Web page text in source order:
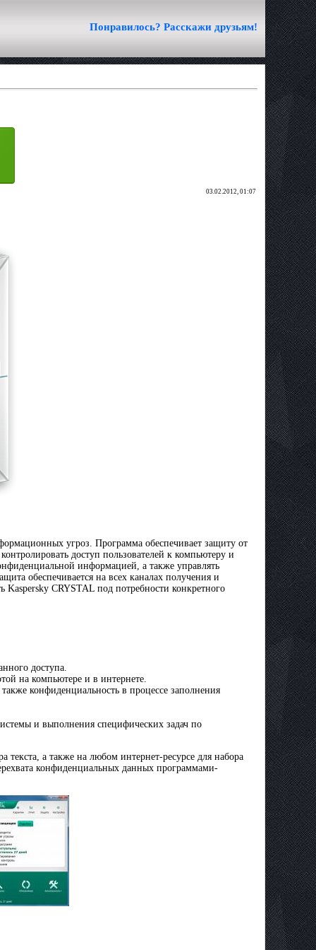
Понравилось? Расскажи друзьям!
03.02.2012, 01:07
угроз. Программа обеспечивает защиту от
доступ пользователей к компьютеру и
информацией, а также управлять
обеспечивается на всех каналах получения и
Kaspersky CRYSTAL под потребности конкретного
доступа.
на компьютере и в интернете.
конфиденциальность в процессе заполнения
и выполнения специфических задач по
а также на любом интернет-ресурсе для набора
конфиденциальных данных программами-